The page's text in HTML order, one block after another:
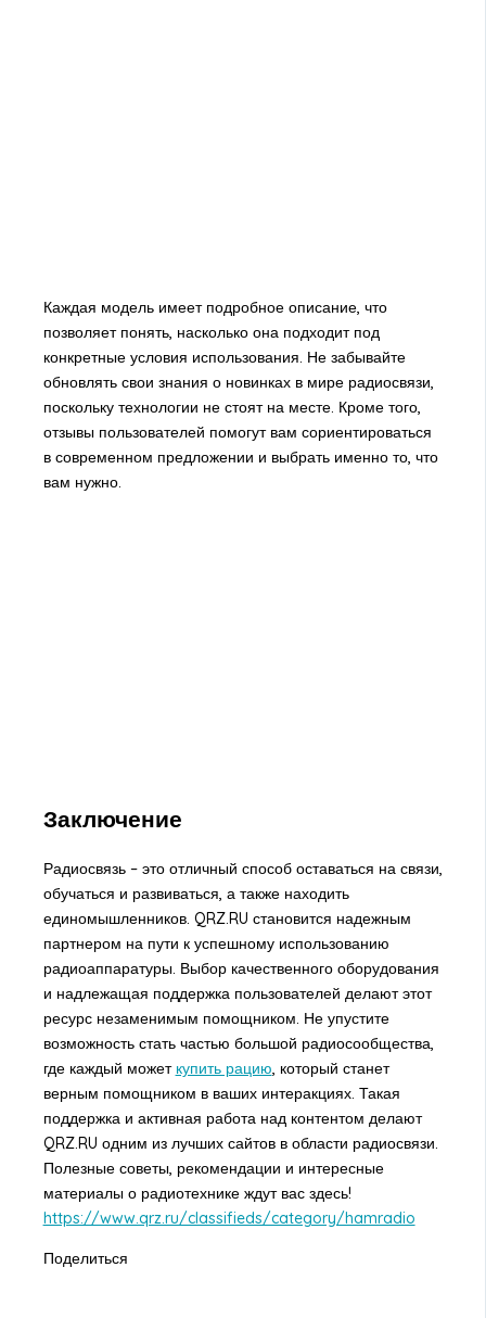
Каждая модель имеет подробное описание, что
позволяет понять, насколько она подходит под
конкретные условия использования. Не забывайте
обновлять свои знания о новинках в мире радиосвязи,
поскольку технологии не стоят на месте. Кроме того,
отзывы пользователей помогут вам сориентироваться
в современном предложении и выбрать именно то, что
вам нужно.
Заключение
Радиосвязь – это отличный способ оставаться на связи,
обучаться и развиваться, а также находить
единомышленников. QRZ.RU становится надежным
партнером на пути к успешному использованию
радиоаппаратуры. Выбор качественного оборудования
и надлежащая поддержка пользователей делают этот
ресурс незаменимым помощником. Не упустите
возможность стать частью большой радиосообщества,
где каждый может купить рацию, который станет
верным помощником в ваших интеракциях. Такая
поддержка и активная работа над контентом делают
QRZ.RU одним из лучших сайтов в области радиосвязи.
Полезные советы, рекомендации и интересные
материалы о радиотехнике ждут вас здесь!
https://www.qrz.ru/classifieds/category/hamradio
Поделиться